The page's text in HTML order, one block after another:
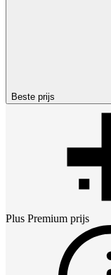
Beste prijs
Plus Premium prijs